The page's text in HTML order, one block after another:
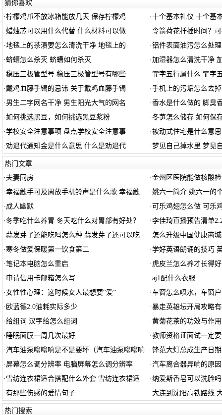
猜你喜欢
·柠檬鸡爪不放冰箱能放几天 保存柠檬鸡 ·十个基本礼仪 十个基
·蜡烛芯可以用什么代替 什么材料可以做 ·令箭荷花扦插时间？
·地毯上的茶渍要怎么清洗干净 地毯上的 ·铝件表面油污怎么处
·蛴螬怎么杀灭 蛴螬如何杀灭 ·加湿器怎么清洗干净
·稳压三极管型号 稳压三极管型号有哪些 ·霏字五行属什么 霏字
·戴鸡血藤手镯的忌讳 关于戴鸡血藤手镯 ·手机上的污垢怎么去
· 男生二字网名干净 男生阳光大气的网名 ·香水是什么做的 脚臭
·如何挑选黑豆，如何挑选黑豆浆粉 ·冬芛怎么储存 如何保
·学校安全注意事项 盘点学校安全注意事 ·被动式住宅是什么意
·劝退代通知金是什么意思 什么是劝退代 ·梦见自己掉水里 梦见
热门文章
· 夫妻同房 ·金州区医院能做核酸
·幸福触手可及周放手机铃声是什么歌 幸福触 ·姚六一简介 姚六一的
· 成人幽默 · 可乐鸡翅怎么做 可乐
·冬季吃什么养胃 冬天吃什么对胃部有好处？ ·李佳琦直播预告清单
·蒜发芽了还能吃吗怎么种 蒜发芽了还可以吃 · 怎么升级中国健康商
·寒冬做爱保暖第一饮食第二 ·学好英语朗诵的技巧
·笔记本电脑怎么重启 · 虎皮兰怎么养才长得
· 申请信用卡邮箱怎么写 ·aj1配什么衣服
·女性性心理：这时候女人最想要“爱” ·车窗怎么喷水，车窗
· 欧蓝德2.0油耗实际多少 ·暴走英雄坛开局攻略
·给组词 汉字给怎么组词 ·黄菊花茶的功效与作用
· 睡眠面膜一周几次最好 ·教师资格证面试一定
·汽车油泵嗡嗡响是不是要坏（汽车油泵嗡嗡响 ·锋范大灯总成生产日
· 屏幕怎么调分辨率 电脑屏幕怎么调分辨率 ·汽车离合器异响的原
· 雪纺连衣裙适合搭配什么外套 雪纺连衣裙适 ·纳爱斯香皂可以洗脸吗
·有那些伤感的爱情句子 ·大连到沈阳高铁路线
热门搜索